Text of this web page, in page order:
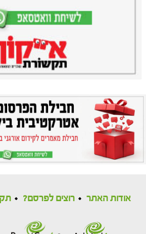
אודות האתר רוצים לפרסם?